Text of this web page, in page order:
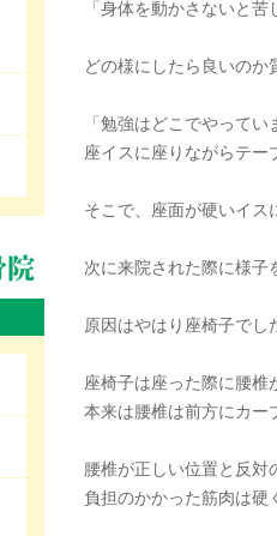
「身体を動かさないと苦
どの様にしたら良いのか
「勉強はどこでやって
座イスに座りながらテー
そこで、座面が硬いイス
次に来院された際に様子
原因はやはり座椅子でし
座椅子は座った際に腰椎
本来は腰椎は前方にカー
腰椎が正しい位置と反対
負担のかかった筋肉は硬